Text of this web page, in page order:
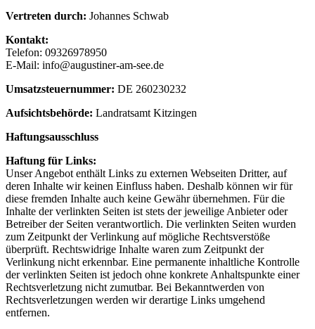
Vertreten durch: Johannes Schwab
Kontakt:
Telefon: 09326978950
E-Mail: info@augustiner-am-see.de
Umsatzsteuernummer: DE 260230232
Aufsichtsbehörde: Landratsamt Kitzingen
Haftungsausschluss
Haftung für Links:
Unser Angebot enthält Links zu externen Webseiten Dritter, auf
deren Inhalte wir keinen Einfluss haben. Deshalb können wir für
diese fremden Inhalte auch keine Gewähr übernehmen. Für die
Inhalte der verlinkten Seiten ist stets der jeweilige Anbieter oder
Betreiber der Seiten verantwortlich. Die verlinkten Seiten wurden
zum Zeitpunkt der Verlinkung auf mögliche Rechtsverstöße
überprüft. Rechtswidrige Inhalte waren zum Zeitpunkt der
Verlinkung nicht erkennbar. Eine permanente inhaltliche Kontrolle
der verlinkten Seiten ist jedoch ohne konkrete Anhaltspunkte einer
Rechtsverletzung nicht zumutbar. Bei Bekanntwerden von
Rechtsverletzungen werden wir derartige Links umgehend
entfernen.